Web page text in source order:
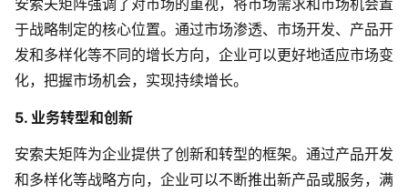
于战略制定的核心位置。通过市场渗透、市场开发、产品开
发和多样化等不同的增长方向，企业可以更好地适应市场变
化，把握市场机会，实现持续增长。
5. 业务转型和创新
安索夫矩阵为企业提供了创新和转型的框架。通过产品开发
和多样化等战略方向，企业可以不断推出新产品或服务，满